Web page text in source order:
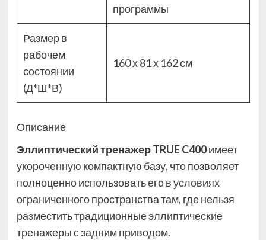
программы
Размер в
рабочем
состоянии
(Д*Ш*В)
160 х 81 х 162 см
Описание
Эллиптический тренажер TRUE C400имеет
укороченную компактную базу, что позволяет
полноценно использовать его в условиях
ограниченного пространства там, где нельзя
разместить традиционные эллиптические
тренажеры с задним приводом.